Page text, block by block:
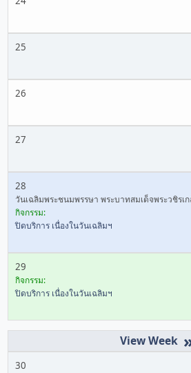
25
26
27
28
วันเฉลิมพระชนมพรรษา พระบาทสมเด็จพระวชิรเ
กิจกรรม:
ปิดบริการ เนื่องในวันเฉลิมฯ
29
กิจกรรม:
ปิดบริการ เนื่องในวันเฉลิมฯ
30